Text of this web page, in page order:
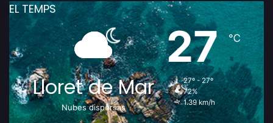
EL TEMPS
Lloret de Mar
Nubes dispersas
27℃
27º - 27º
72%
1.39 km/h